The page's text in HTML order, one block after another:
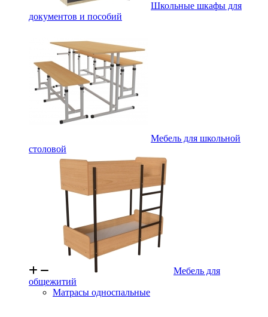
Школьные шкафы для
документов и пособий
Мебель для школьной
столовой
Мебель для
общежитий
Матрасы односпальные